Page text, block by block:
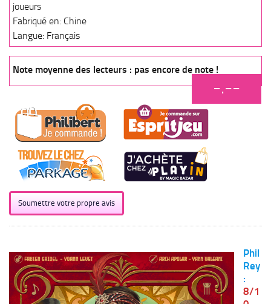
joueurs
Fabriqué en: Chine
Langue: Français
Note moyenne des lecteurs : pas encore de note !
-.--
Soumettre votre propre avis
Phil
Rey
:
8/1